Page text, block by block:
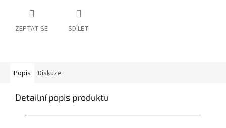
ZEPTAT SE SDÍLET
Popis Diskuze
Detailní popis produktu